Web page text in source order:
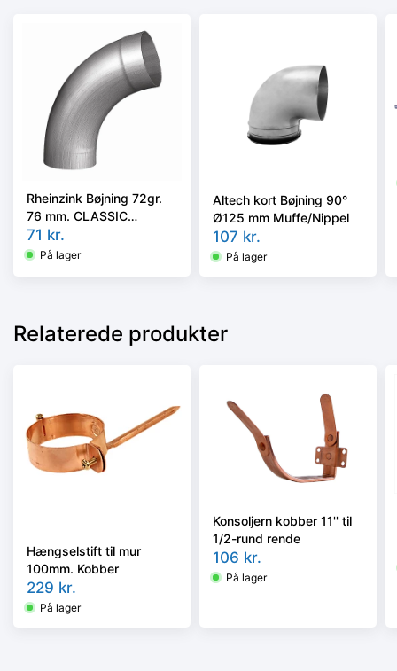
Rheinzink Bøjning 72gr.
76 mm. CLASSIC
walzblank - Tages ikke
retur -
71 kr.
På lager
Altech kort Bøjning 90°
Ø125 mm Muffe/Nippel
107 kr.
På lager
Relaterede produkter
Hængselstift til mur
100mm. Kobber
229 kr.
På lager
Konsoljern kobber 11'' til
1/2-rund rende
106 kr.
På lager